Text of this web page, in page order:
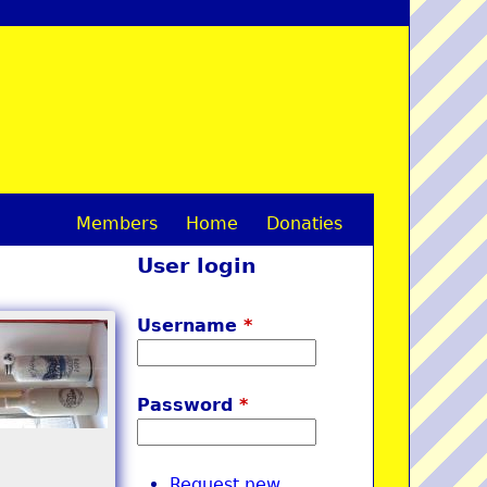
M
i
n
m
Members Home Donaties
User login
Username*
Password*